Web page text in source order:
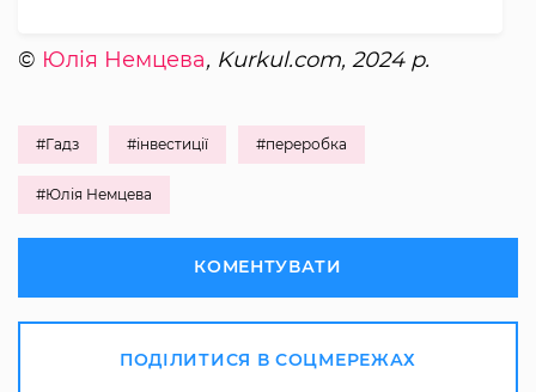
© Юлія Немцева, Kurkul.com, 2024 р.
#Гадз #інвестиції #переробка
#Юлія Немцева
КОМЕНТУВАТИ
ПОДІЛИТИСЯ В СОЦМЕРЕЖАХ